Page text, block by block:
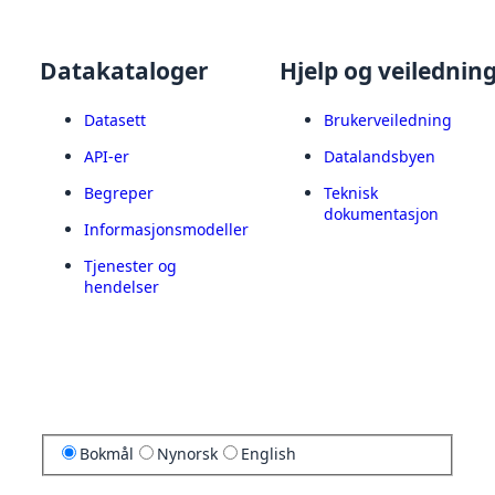
Datakataloger
Datasett
API-er
Begreper
Informasjonsmodeller
Tjenester og
hendelser
Hjelp og
Brukerveiledning
Datalandsbyen
Teknisk
dokumentasjon
Bokmål Nynorsk English